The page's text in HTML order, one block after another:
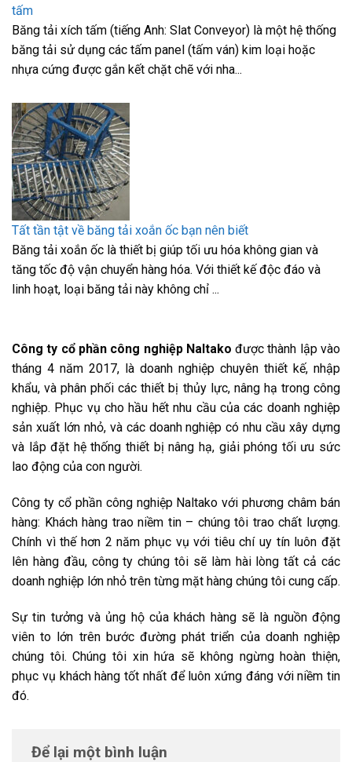
tấm
Băng tải xích tấm (tiếng Anh: Slat Conveyor) là một hệ thống
băng tải sử dụng các tấm panel (tấm ván) kim loại hoặc
nhựa cứng được gắn kết chặt chẽ với nha...
Tất tần tật về băng tải xoắn ốc bạn nên biết
Băng tải xoắn ốc là thiết bị giúp tối ưu hóa không gian và
tăng tốc độ vận chuyển hàng hóa. Với thiết kế độc đáo và
linh hoạt, loại băng tải này không chỉ ...
Công ty cổ phần công nghiệp Naltako được thành lập vào
tháng 4 năm 2017, là doanh nghiệp chuyên thiết kế, nhập
khẩu, và phân phối các thiết bị thủy lực, nâng hạ trong công
nghiệp. Phục vụ cho hầu hết nhu cầu của các doanh nghiệp
sản xuất lớn nhỏ, và các doanh nghiệp có nhu cầu xây dựng
và lắp đặt hệ thống thiết bị nâng hạ, giải phóng tối ưu sức
lao động của con người.
Công ty cổ phần công nghiệp Naltako với phương châm bán
hàng: Khách hàng trao niềm tin – chúng tôi trao chất lượng.
Chính vì thế hơn 2 năm phục vụ với tiêu chí uy tín luôn đặt
lên hàng đầu, công ty chúng tôi sẽ làm hài lòng tất cả các
doanh nghiệp lớn nhỏ trên từng mặt hàng chúng tôi cung cấp.
Sự tin tưởng và ủng hộ của khách hàng sẽ là nguồn động
viên to lớn trên bước đường phát triển của doanh nghiệp
chúng tôi. Chúng tôi xin hứa sẽ không ngừng hoàn thiện,
phục vụ khách hàng tốt nhất để luôn xứng đáng với niềm tin
đó.
Để lại một bình luận